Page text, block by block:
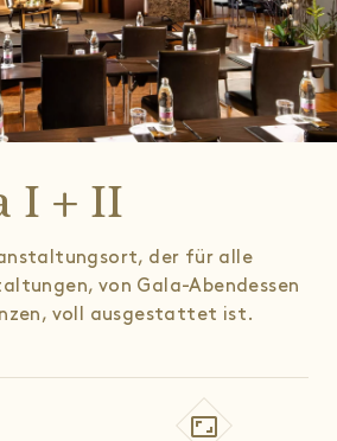
I + II
der für alle
von Gala-Abendessen
voll ausgestattet ist.